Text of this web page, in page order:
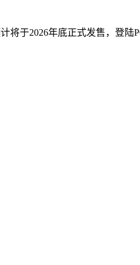
于2026年底正式发售，登陆